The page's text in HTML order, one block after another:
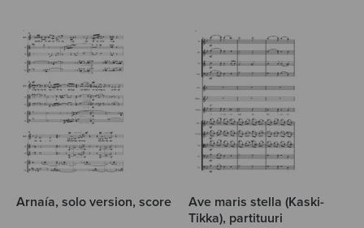
Arnaía, solo version, score
Ave maris stella (Kaski-
Tikka), partituuri